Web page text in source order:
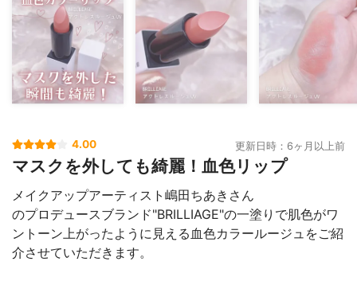
4.00 更新日時：6ヶ月以上前
マスクを外しても綺麗！血色リップ
メイクアップアーティスト嶋田ちあきさん
のプロデュースブランド"BRILLIAGE"の一塗りで肌色がワ
ントーン上がったように見える血色カラールージュをご紹
介させていただきます。